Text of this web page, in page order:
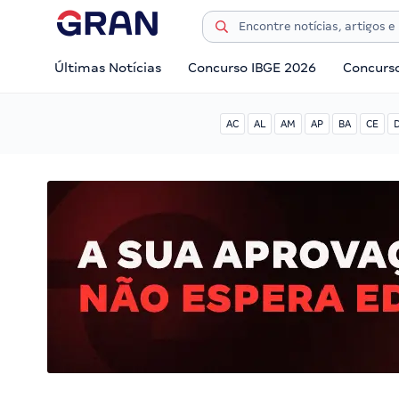
Últimas Notícias Concurso IBGE 2026
AC AL AM AP BA CE